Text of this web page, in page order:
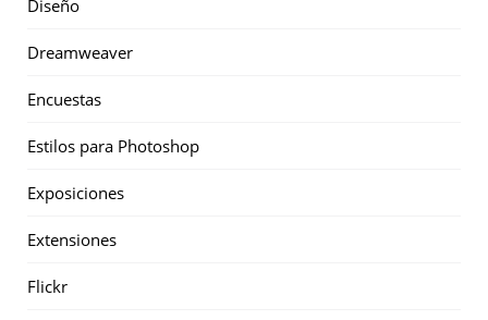
Diseño
Dreamweaver
Encuestas
Estilos para Photoshop
Exposiciones
Extensiones
Flickr